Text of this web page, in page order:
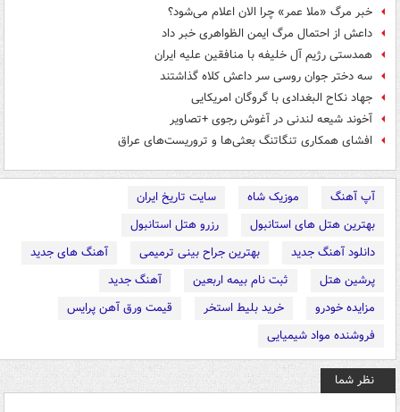
خبر مرگ «ملا عمر» چرا الان اعلام می‌شود؟
داعش از احتمال مرگ ایمن الظواهری خبر داد
همدستی رژیم آل خلیفه با منافقین علیه ایران
سه دختر جوان روسی سر داعش کلاه گذاشتند
جهاد نکاح البغدادی با گروگان امریکایی
آخوند شیعه لندنی در آغوش رجوی +تصاویر
افشای همکاری تنگاتنگ بعثی‌ها و تروریست‌های عراق
آپ آهنگ موزیک شاه
سایت تاریخ ایران
بهترین هتل های استانبول
رزرو هتل استانبول
دانلود آهنگ جدید
بهترین جراح بینی ترمیمی
آهنگ های جدید
پرشین هتل
ثبت نام بیمه اربعین
آهنگ جدید
مزایده خودرو
خرید بلیط استخر
قیمت ورق آهن پرایس
فروشنده مواد شیمیایی
نظر شما